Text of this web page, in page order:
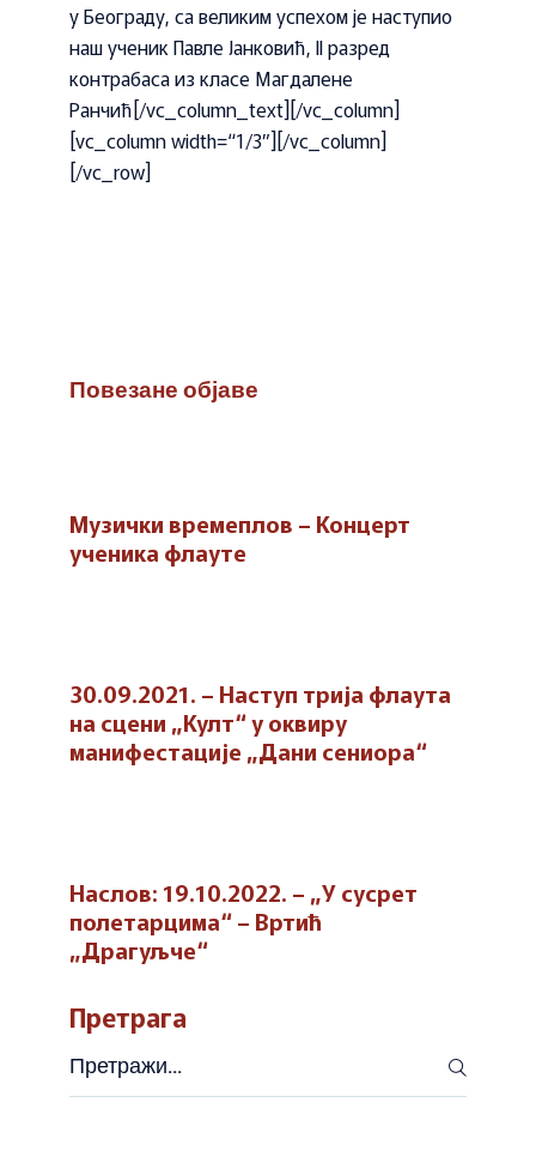
у Београду, са великим успехом је наступио
наш ученик Павле Јанковић, II разред
контрабаса из класе Магдалене
Ранчић[/vc_column_text][/vc_column]
[vc_column width=“1/3″][/vc_column]
[/vc_row]
Повезане објаве
Музички времеплов – Концерт
ученика флауте
30.09.2021. – Наступ трија флаута
на сцени „Култ“ у оквиру
манифестације „Дани сениора“
Наслов: 19.10.2022. – „У сусрет
полетарцима“ – Вртић
„Драгуљче“
Претрага
Претражи